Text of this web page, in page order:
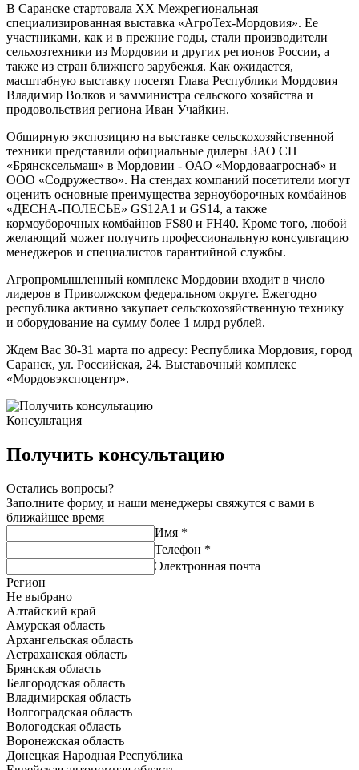
В Саранске стартовала ХХ Межрегиональная
специализированная выставка «АгроТех-Мордовия». Ее
участниками, как и в прежние годы, стали производители
сельхозтехники из Мордовии и других регионов России, а
также из стран ближнего зарубежья. Как ожидается,
масштабную выставку посетят Глава Республики Мордовия
Владимир Волков и замминистра сельского хозяйства и
продовольствия региона Иван Учайкин.
Обширную экспозицию на выставке сельскохозяйственной
техники представили официальные дилеры ЗАО СП
«Брянсксельмаш» в Мордовии - ОАО «Мордоваагроснаб» и
ООО «Содружество». На стендах компаний посетители могут
оценить основные преимущества зерноуборочных комбайнов
«ДЕСНА-ПОЛЕСЬЕ» GS12А1 и GS14, а также
кормоуборочных комбайнов FS80 и FH40. Кроме того, любой
желающий может получить профессиональную консультацию
менеджеров и специалистов гарантийной службы.
Агропромышленный комплекс Мордовии входит в число
лидеров в Приволжском федеральном округе. Ежегодно
республика активно закупает сельскохозяйственную технику
и оборудование на сумму более 1 млрд рублей.
Ждем Вас 30-31 марта по адресу: Республика Мордовия, город
Саранск, ул. Российская, 24. Выставочный комплекс
«Мордовэкспоцентр».
Консультация
Получить консультацию
Остались вопросы?
Заполните форму, и наши менеджеры свяжутся с вами в
ближайшее время
Имя *
Телефон *
Электронная почта
Регион
Не выбрано
Алтайский край
Амурская область
Архангельская область
Астраханская область
Брянская область
Белгородская область
Владимирская область
Волгоградская область
Вологодская область
Воронежская область
Донецкая Народная Республика